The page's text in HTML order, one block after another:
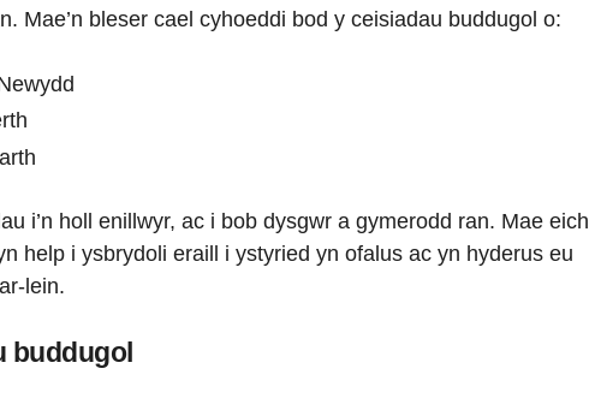
Mae’n bleser cael cyhoeddi bod y ceisiadau buddugol o:
i’n holl enillwyr, ac i bob dysgwr a gymerodd ran. Mae eich
help i ysbrydoli eraill i ystyried yn ofalus ac yn hyderus eu
lein.
buddugol